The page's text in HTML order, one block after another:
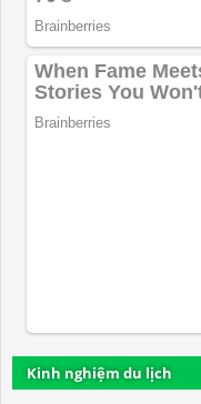
Kinh nghiệm du lịch